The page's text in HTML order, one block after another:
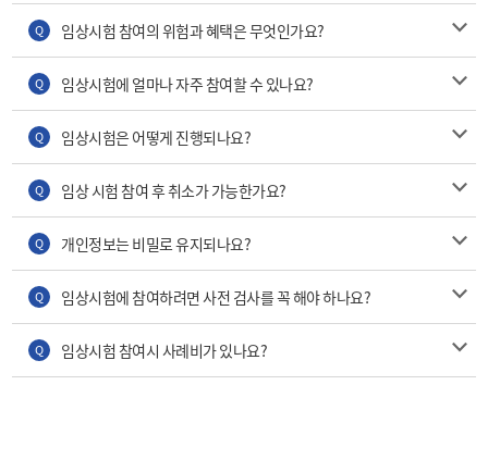
Q 임상시험 참여의 위험과 혜택은 무엇인가요?
Q 임상시험에 얼마나 자주 참여할 수 있나요?
Q 임상시험은 어떻게 진행되나요?
Q 임상 시험 참여 후 취소가 가능한가요?
Q 개인정보는 비밀로 유지되나요?
Q 임상시험에 참여하려면 사전 검사를 꼭 해야 하나요?
Q 임상시험 참여시 사례비가 있나요?